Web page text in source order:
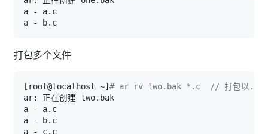
打包多个文件
[ root@localhost ~] # ar rv two.bak *.c  // 打包以.c